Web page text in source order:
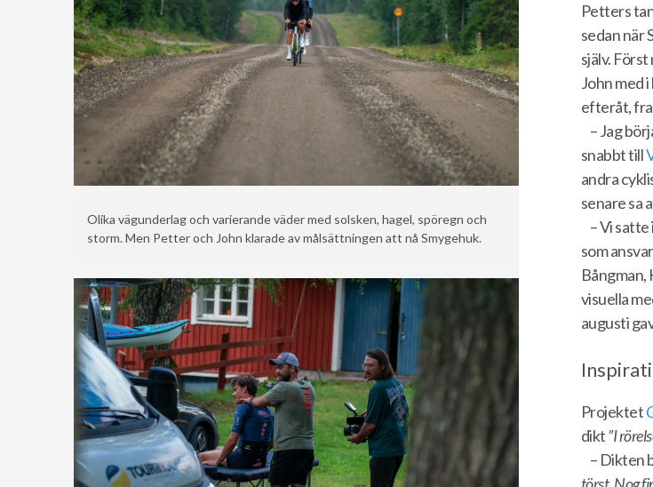
Petters
sedan när
själv.
John med
efteråt,
– Jag
snabbt till
andra
senare sa
– Vi
som
Bångman,
visuella
augusti
Projektet
dikt”I
– Dikten
Olika vägunderlag och varierande väder med solsken, hagel, spöregn och
storm. Men Petter och John klarade av målsättningen att nå Smygehuk.